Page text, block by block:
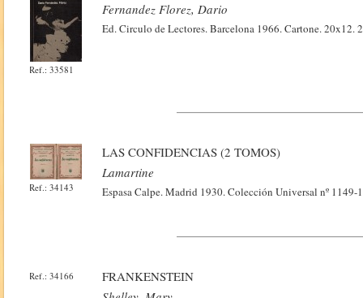
Ref.: 33581
Fernandez Florez, Dario
Ed. Circulo de Lectores. Barcelona 1966. Cartone. 20x12.
Ref.: 34143
LAS CONFIDENCIAS (2 TOMOS)
Lamartine
Espasa Calpe. Madrid 1930. Colección Universal nº
Ref.: 34166
FRANKENSTEIN